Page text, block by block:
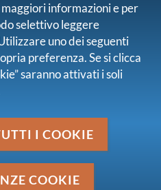
e imposta di
informazioni e per
selettivo leggere
uno dei seguenti
preferenza. Se si clicca
saranno attivati i soli
I COOKIE
COOKIE